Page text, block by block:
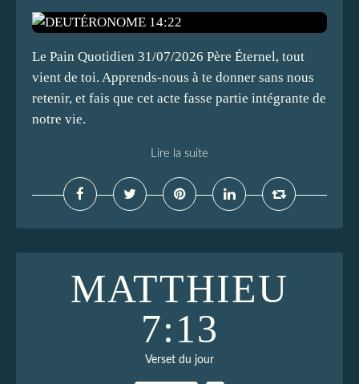
Le Pain Quotidien 31/07/2026 Père Éternel, tout
vient de toi. Apprends-nous à te donner sans nous
retenir, et fais que cet acte fasse partie intégrante de
notre vie.
Lire la suite
MATTHIEU
7:13
Verset du jour